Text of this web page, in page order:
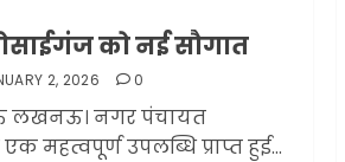
को नई सौगात
2, 2026 0
लखनऊ। नगर पंचायत
महत्वपूर्ण उपलब्धि प्राप्त हुई...